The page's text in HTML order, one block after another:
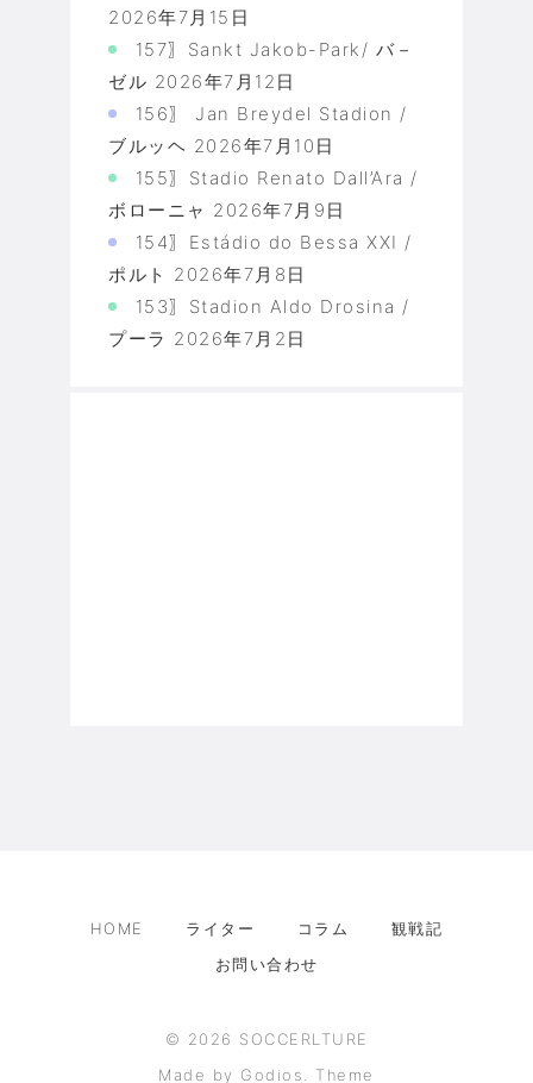
2026年7月15日
157〗Sankt Jakob-Park/ バ－
ゼル 2026年7月12日
156〗 Jan Breydel Stadion /
ブルッヘ 2026年7月10日
155〗Stadio Renato Dall’Ara /
ボローニャ 2026年7月9日
154〗Estádio do Bessa XXI /
ポルト 2026年7月8日
153〗Stadion Aldo Drosina /
プーラ 2026年7月2日
HOME ライター コラム
観戦記
お問い合わせ
© 2026 SOCCERLTURE
Made by Godios. Theme